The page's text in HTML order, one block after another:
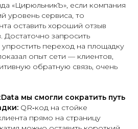
«ЦирюльникЪ», если компания
уровень сервиса, то
оставить хороший отзыв
запросить
переход на площадку
опыт сети — клиентов,
обратную связь, очень
мы смогли сократить путь
QR‑код на стойке
прямо на страницу